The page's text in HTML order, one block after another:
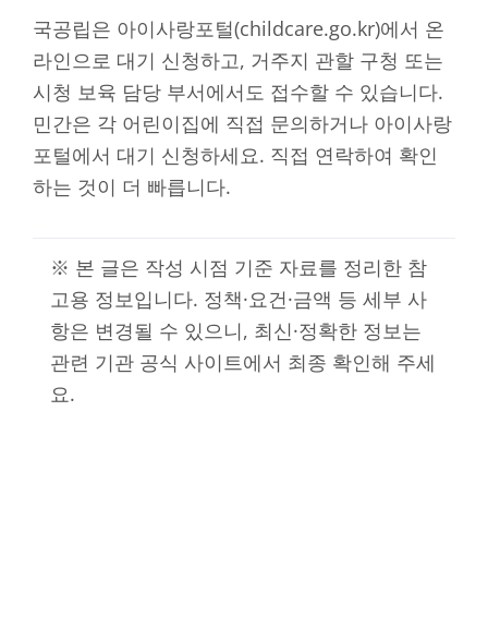
국공립은 아이사랑포털(childcare.go.kr)에서 온
라인으로 대기 신청하고, 거주지 관할 구청 또는
시청 보육 담당 부서에서도 접수할 수 있습니다.
민간은 각 어린이집에 직접 문의하거나 아이사랑
포털에서 대기 신청하세요. 직접 연락하여 확인
하는 것이 더 빠릅니다.
※ 본 글은 작성 시점 기준 자료를 정리한 참
고용 정보입니다. 정책·요건·금액 등 세부 사
항은 변경될 수 있으니, 최신·정확한 정보는
관련 기관 공식 사이트에서 최종 확인해 주세
요.